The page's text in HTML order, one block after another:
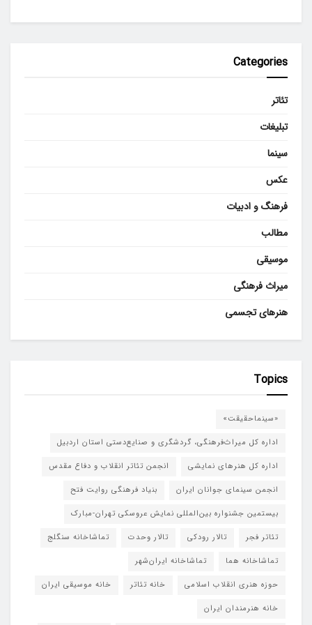
Categories
تئاتر
تبلیغات
سینما
عکس
فرهنگ و ادبیات
مطالب
موسیقی
میراث فرهنگی
هنرهای تجسمی
Topics
«سینماحقیقت»
اداره کل میراث‌فرهنگی، گردشگری و صنایع‌دستی استان اردبیل
اداره کل هنرهای نمایشی
انجمن تئاتر انقلاب و دفاع مقدس
انجمن سینمای جوانان ایران
بنیاد فرهنگی روایت فتح
بیستمین جشنواره بین‌المللی نمایش عروسکی تهران-مبارک
تئاتر فجر
تالار رودکی تالار وحدت
تماشاخانه سنگلج
تماشاخانه هما
تماشاخانه‌ ایران‌شهر
حوزه هنری انقلاب اسلامی
خانه تئاتر
خانه موسیقی ایران
خانه هنرمندان ایران